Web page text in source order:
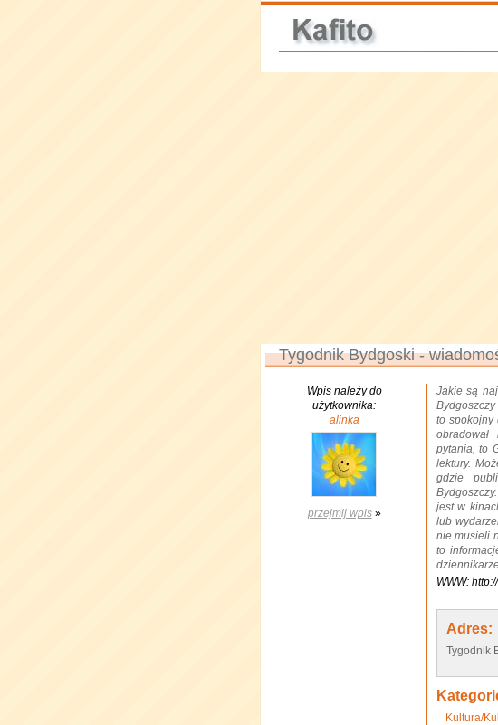
Tygodnik Bydgoski -
Wpis należy do
użytkownika:
alinka
przejmij wpis»
Jakie są
Bydgoszczy
to spokojny
pytania, to
lektury.
gdzie
jest w
lub
nie musieli
to
WWW:
Adres:
Tygodnik
Kultura/